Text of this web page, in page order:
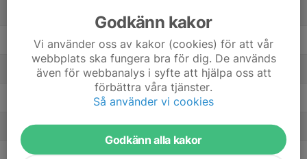
2. Tvärskogs IF 14 28
3. Kalmar AIK FK 14 16
4. Gullabo-Gullaboås 14
5. Kalmarpolisens IF 13 -3
6. Böda-Högby 14 -6
Godkänn kakor
Vi använder oss av kakor (cookies) för att vår
webbplats ska fungera bra för dig. De används
även för webbanalys i syfte att hjälpa oss att
förbättra våra tjänster.
Så använder vi cookies
Godkänn alla kakor